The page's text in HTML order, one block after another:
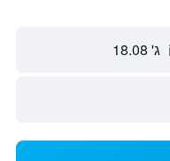
ג' 18.08